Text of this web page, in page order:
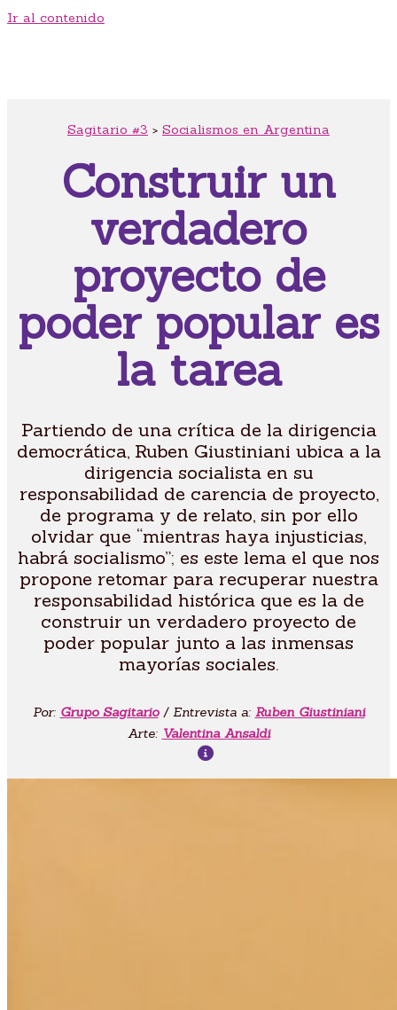
Ir al contenido
Sagitario #3 > Socialismos en Argentina
Construir un
verdadero
proyecto de
poder popular es
la tarea
Partiendo de una crítica de la dirigencia
democrática, Ruben Giustiniani ubica a la
dirigencia socialista en su
responsabilidad de carencia de proyecto,
de programa y de relato, sin por ello
olvidar que “mientras haya injusticias,
habrá socialismo”; es este lema el que nos
propone retomar para recuperar nuestra
responsabilidad histórica que es la de
construir un verdadero proyecto de
poder popular junto a las inmensas
mayorías sociales.
Por: Grupo Sagitario/ Entrevista a: Ruben Giustiniani
Arte: Valentina Ansaldi